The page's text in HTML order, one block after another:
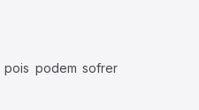
pois podem sofrer